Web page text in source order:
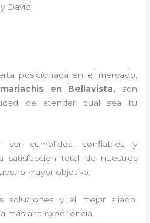
David
posicionada en el mercado,
mariachis en Bellavista, son
de atender cual sea tu
ser cumplidos, confiables y
satisfacción total de nuestros
mayor objetivo.
soluciones y el mejor aliado.
más alta experiencia.